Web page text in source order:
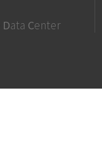
Data Center